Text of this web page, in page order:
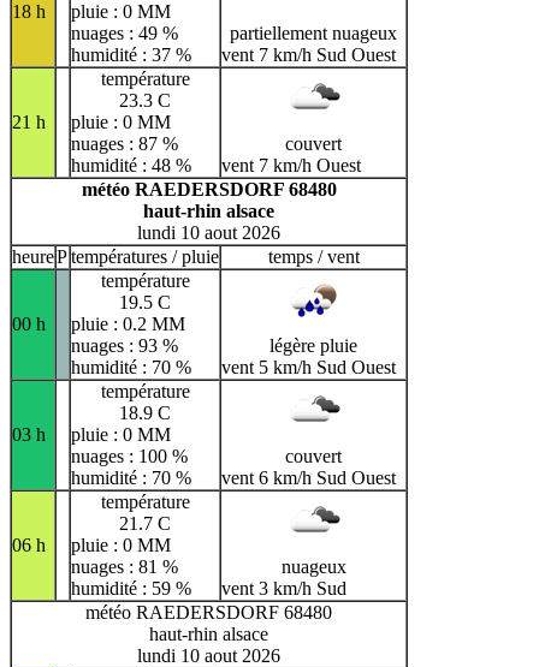
18 h
pluie : 0 MM
nuages : 49 %
humidité : 37 %
partiellement nuageux
vent 7 km/h Sud Ouest
21 h
température
23.3 C
pluie : 0 MM
nuages : 87 %
humidité : 48 %
couvert
vent 7 km/h Ouest
météo RAEDERSDORF 68480
haut-rhin alsace
lundi 10 aout 2026
heurePtempératures / pluie temps / vent
00 h
température
19.5 C
pluie : 0.2 MM
nuages : 93 %
humidité : 70 %
légère pluie
vent 5 km/h Sud Ouest
03 h
température
18.9 C
pluie : 0 MM
nuages : 100 %
humidité : 70 %
couvert
vent 6 km/h Sud Ouest
06 h
température
21.7 C
pluie : 0 MM
nuages : 81 %
humidité : 59 %
nuageux
vent 3 km/h Sud
météo RAEDERSDORF 68480
haut-rhin alsace
lundi 10 aout 2026